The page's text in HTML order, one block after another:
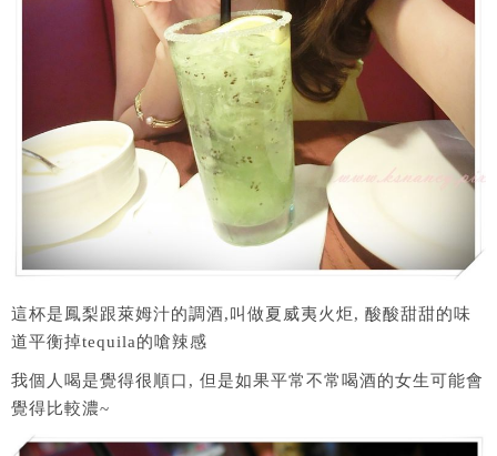
這杯是鳳梨跟萊姆汁的調酒,叫做夏威夷火炬, 酸酸甜甜的味
道平衡掉tequila的嗆辣感
我個人喝是覺得很順口, 但是如果平常不常喝酒的女生可能會
覺得比較濃~